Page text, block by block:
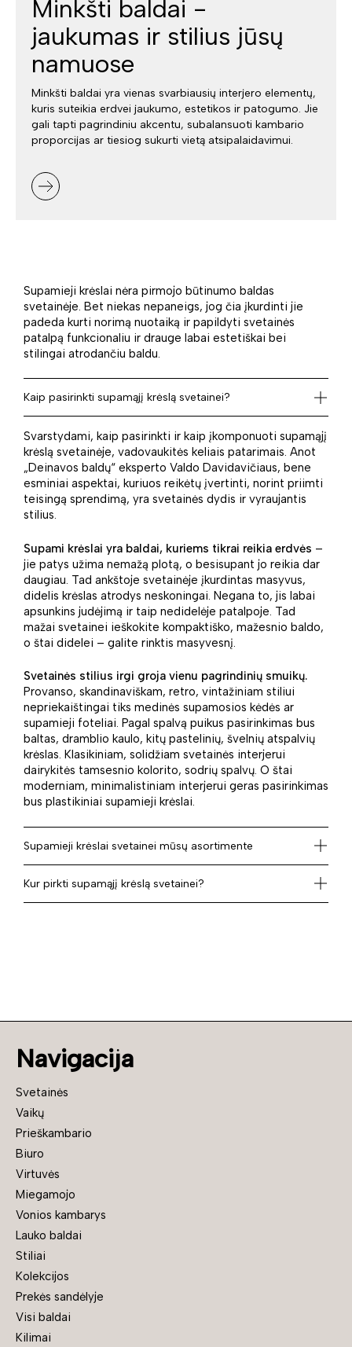
Minkšti baldai -
jaukumas ir stilius jūsų
namuose
Minkšti baldai yra vienas svarbiausių interjero elementų,
kuris suteikia erdvei jaukumo, estetikos ir patogumo. Jie
gali tapti pagrindiniu akcentu, subalansuoti kambario
proporcijas ar tiesiog sukurti vietą atsipalaidavimui.
Supamieji krėslai nėra pirmojo būtinumo baldas
svetainėje. Bet niekas nepaneigs, jog čia įkurdinti jie
padeda kurti norimą nuotaiką ir papildyti svetainės
patalpą funkcionaliu ir drauge labai estetiškai bei
stilingai atrodančiu baldu.
Kaip pasirinkti supamąjį krėslą svetainei?
Svarstydami, kaip pasirinkti ir kaip įkomponuoti supamąjį
krėslą svetainėje, vadovaukitės keliais patarimais. Anot
„Deinavos baldų“ eksperto Valdo Davidavičiaus, bene
esminiai aspektai, kuriuos reikėtų įvertinti, norint priimti
teisingą sprendimą, yra svetainės dydis ir vyraujantis
stilius.
Supami krėslai yra baldai, kuriems tikrai reikia erdvės –
jie patys užima nemažą plotą, o besisupant jo reikia dar
daugiau. Tad ankštoje svetainėje įkurdintas masyvus,
didelis krėslas atrodys neskoningai. Negana to, jis labai
apsunkins judėjimą ir taip nedidelėje patalpoje. Tad
mažai svetainei ieškokite kompaktiško, mažesnio baldo,
o štai didelei – galite rinktis masyvesnį.
Svetainės stilius irgi groja vienu pagrindinių smuikų.
Provanso, skandinaviškam, retro, vintažiniam stiliui
nepriekaištingai tiks medinės supamosios kėdės ar
supamieji foteliai. Pagal spalvą puikus pasirinkimas bus
baltas, dramblio kaulo, kitų pastelinių, švelnių atspalvių
krėslas. Klasikiniam, solidžiam svetainės interjerui
dairykitės tamsesnio kolorito, sodrių spalvų. O štai
moderniam, minimalistiniam interjerui geras pasirinkimas
bus plastikiniai supamieji krėslai.
Supamieji krėslai svetainei mūsų asortimente
Kur pirkti supamąjį krėslą svetainei?
Navigacija
Svetainės
Vaikų
Prieškambario
Biuro
Virtuvės
Miegamojo
Vonios kambarys
Lauko baldai
Stiliai
Kolekcijos
Prekės sandėlyje
Visi baldai
Kilimai